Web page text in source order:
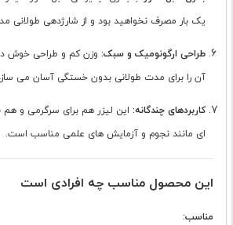
یک بار مصرف نخواهید بود و از شارژدهی طولانی
طراحی ارگونومیک و سبک: وزن کم و طراحی خوش
آن را برای مدت طولانی بدون خستگی آسان می
کاربردهای چندگانه: این لیزر هم برای سرگرمی و هم
ای مانند نجوم و آزمایش های علمی مناسب است.
این محصول مناسب چه افرادی است
مناسب: